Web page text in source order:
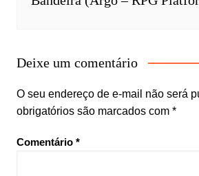
Deixe um comentário
O seu endereço de e-mail não será
obrigatórios são marcados com *
Comentário *